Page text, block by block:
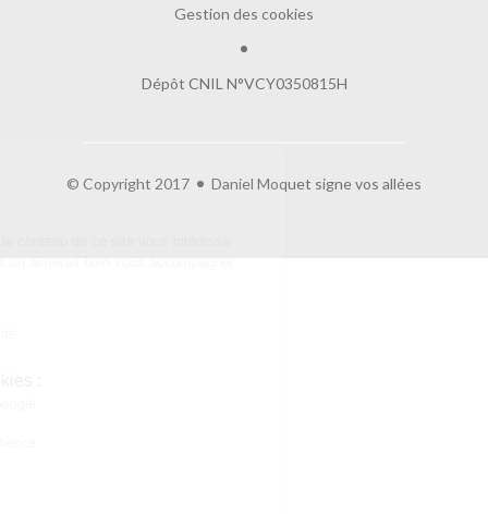
Gestion des cookies
Dépôt CNIL N°VCY0350815H
© Copyright 2017 Daniel Moquet signe vos allées
Salut c'est nous...
ce site vous intéresse avant de vous déranger, mais on aimerait bien